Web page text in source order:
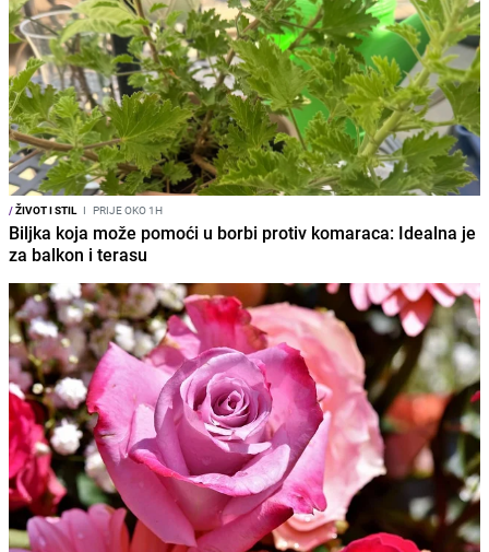
/ŽIVOT I STIL I PRIJE OKO 1H
Biljka koja može pomoći u borbi protiv komaraca: Idealna je
za balkon i terasu